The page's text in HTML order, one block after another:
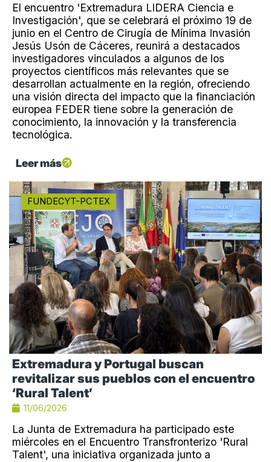
El encuentro 'Extremadura LIDERA Ciencia e
Investigación', que se celebrará el próximo 19 de
junio en el Centro de Cirugía de Mínima Invasión
Jesús Usón de Cáceres, reunirá a destacados
investigadores vinculados a algunos de los
proyectos científicos más relevantes que se
desarrollan actualmente en la región, ofreciendo
una visión directa del impacto que la financiación
europea FEDER tiene sobre la generación de
conocimiento, la innovación y la transferencia
tecnológica.
Leer más
FUNDECYT-PCTEX
Extremadura y Portugal buscan
revitalizar sus pueblos con el encuentro
‘Rural Talent’
11/06/2026
La Junta de Extremadura ha participado este
miércoles en el Encuentro Transfronterizo 'Rural
Talent', una iniciativa organizada junto a